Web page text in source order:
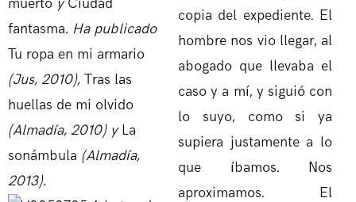
muerto yCiudad
fantasma. Ha publicado
Tu ropa en mi armario
(Jus, 2010), Tras las
huellas de mi olvido
(Almadía, 2010) y La
sonámbula (Almadía,
2013).
copia del expediente. El
hombre nos vio llegar, al
abogado que llevaba el
caso y a mí, y siguió con
lo suyo, como si ya
supiera justamente a lo
que íbamos. Nos
aproximamos. El